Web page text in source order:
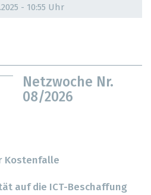
- 10:55 Uhr
Netzwoche Nr.
08/2026
Kostenfalle
auf die ICT-Beschaffung